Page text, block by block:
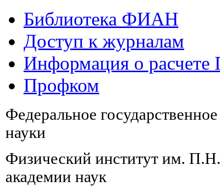
Библиотека ФИАН
Доступ к журналам
Информация о
Профком
Федеральное
науки
Физический институт им.
академии наук